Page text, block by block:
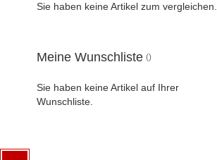
Sie haben keine Artikel zum vergleichen.
Meine Wunschliste
Sie haben keine Artikel auf Ihrer
Wunschliste.